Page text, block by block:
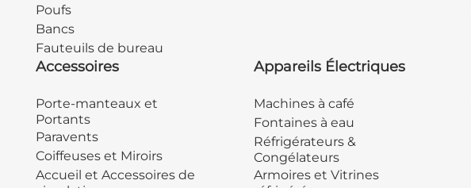
Poufs
Bancs
Fauteuils de bureau
Accessoires
Porte-manteaux et
Portants
Paravents
Coiffeuses et Miroirs
Accueil et Accessoires de
Appareils Électriques
Machines à café
Fontaines à eau
Réfrigérateurs &
Congélateurs
Armoires et Vitrines